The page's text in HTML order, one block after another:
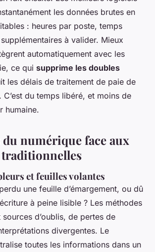
les données brutes en
: heures par poste, temps
à valider. Mieux
automatiquement avec les
ce qui supprime les doubles
les délais de traitement de paie de
C’est du temps libéré, et moins de
humaine.
du numérique face aux
et feuilles volantes
une feuille d’émargement, ou dû
à peine lisible ? Les méthodes
sources d’oublis, de pertes de
divergentes. Le
toutes les informations dans un